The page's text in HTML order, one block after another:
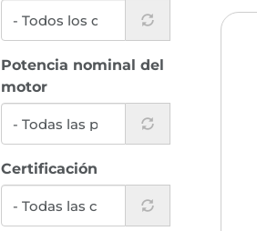
Potencia nominal del
motor
Certificación